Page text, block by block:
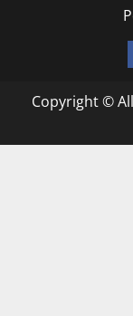
Copyright ©